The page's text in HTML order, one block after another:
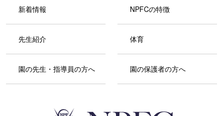
新着情報 NPFCの特徴
先生紹介 体育
園の先生・指導員の方へ 園の保護者の方へ